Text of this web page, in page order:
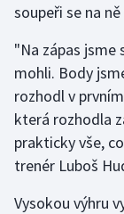
Gymnastika
Házená
Jezdectví
Judo
soupeři se na
"Na zápas jsme
mohli. Body
rozhodl v
která rozhodla
prakticky vše,
trenér Luboš
Vysokou výhru